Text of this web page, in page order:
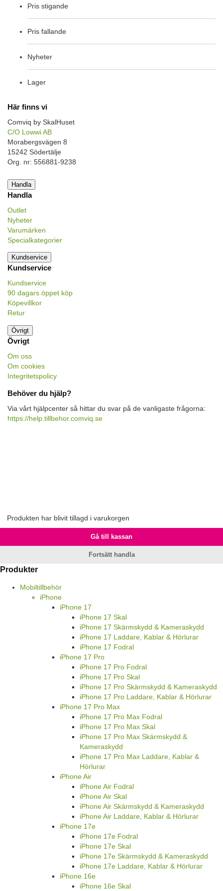
Pris stigande
Pris fallande
Nyheter
Lager
Här finns vi
Comviq by SkalHuset
C/O Lowwi AB
Morabergsvägen 8
15242 Södertälje
Org. nr: 556881-9238
Handla
Handla
Outlet
Nyheter
Varumärken
Specialkategorier
Kundservice
Kundservice
Kundservice
90 dagars öppet köp
Köpevillkor
Retur
Övrigt
Övrigt
Om oss
Om cookies
Integritetspolicy
Behöver du hjälp?
Via vårt hjälpcenter så hittar du svar på de vanligaste frågorna:
https://help.tillbehor.comviq.se
Produkten har blivit tillagd i varukorgen
Gå till kassan
Fortsätt handla
Produkter
Mobiltillbehör
iPhone
iPhone 17
iPhone 17 Skal
iPhone 17 Skärmskydd & Kameraskydd
iPhone 17 Laddare, Kablar & Hörlurar
iPhone 17 Fodral
iPhone 17 Pro
iPhone 17 Pro Fodral
iPhone 17 Pro Skal
iPhone 17 Pro Skärmskydd & Kameraskydd
iPhone 17 Pro Laddare, Kablar & Hörlurar
iPhone 17 Pro Max
iPhone 17 Pro Max Fodral
iPhone 17 Pro Max Skal
iPhone 17 Pro Max Skärmskydd &
Kameraskydd
iPhone 17 Pro Max Laddare, Kablar &
Hörlurar
iPhone Air
iPhone Air Fodral
iPhone Air Skal
iPhone Air Skärmskydd & Kameraskydd
iPhone Air Laddare, Kablar & Hörlurar
iPhone 17e
iPhone 17e Fodral
iPhone 17e Skal
iPhone 17e Skärmskydd & Kameraskydd
iPhone 17e Laddare, Kablar & Hörlurar
iPhone 16e
iPhone 16e Skal